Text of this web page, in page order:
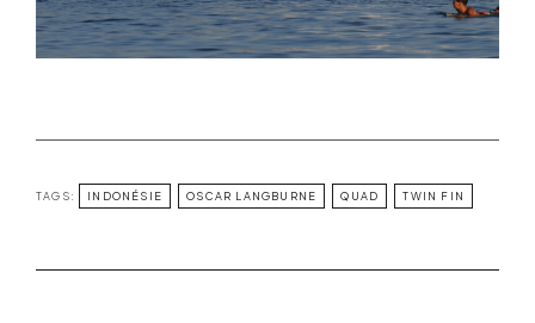
TAGS: INDONÉSIE OSCAR LANGBURNE QUAD TWIN FIN